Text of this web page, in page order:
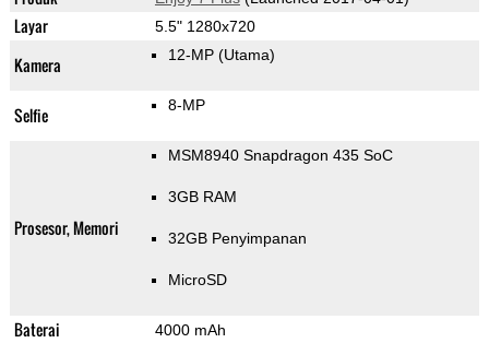
Layar 5.5" 1280x720
Kamera 12-MP (Utama)
Selfie 8-MP
Prosesor, Memori
MSM8940 Snapdragon 435 SoC
3GB RAM
32GB Penyimpanan
MicroSD
Baterai 4000 mAh